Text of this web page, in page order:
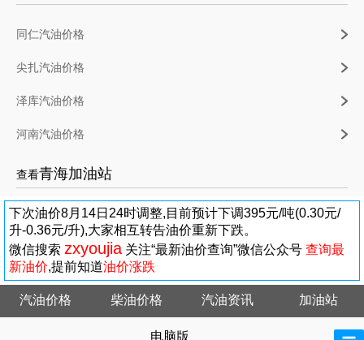
同仁汽油价格
尖扎汽油价格
泽库汽油价格
河南汽油价格
查看青海加油站
下次油价8月14日24时调整,目前预计下调395元/吨(0.30元/
升-0.36元/升),大家相互转告油价重新下跌。
微信搜索 zxyoujia 关注“最新油价查询”微信公众号 查询最
新油价,提前知道油价涨跌
汽油价格 柴油价格 汽油资讯 加油站
电脑版